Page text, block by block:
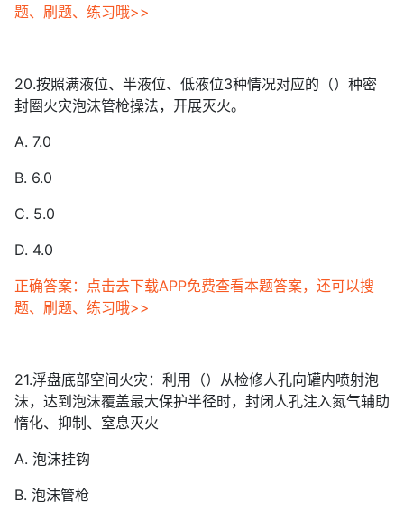
题、刷题、练习哦>>
20.按照满液位、半液位、低液位3种情况对应的（）种密
封圈火灾泡沫管枪操法，开展灭火。
A. 7.0
B. 6.0
C. 5.0
D. 4.0
正确答案：点击去下载APP免费查看本题答案，还可以搜
题、刷题、练习哦>>
21.浮盘底部空间火灾：利用（）从检修人孔向罐内喷射泡
沫，达到泡沫覆盖最大保护半径时，封闭人孔注入氮气辅助
惰化、抑制、窒息灭火
A. 泡沫挂钩
B. 泡沫管枪